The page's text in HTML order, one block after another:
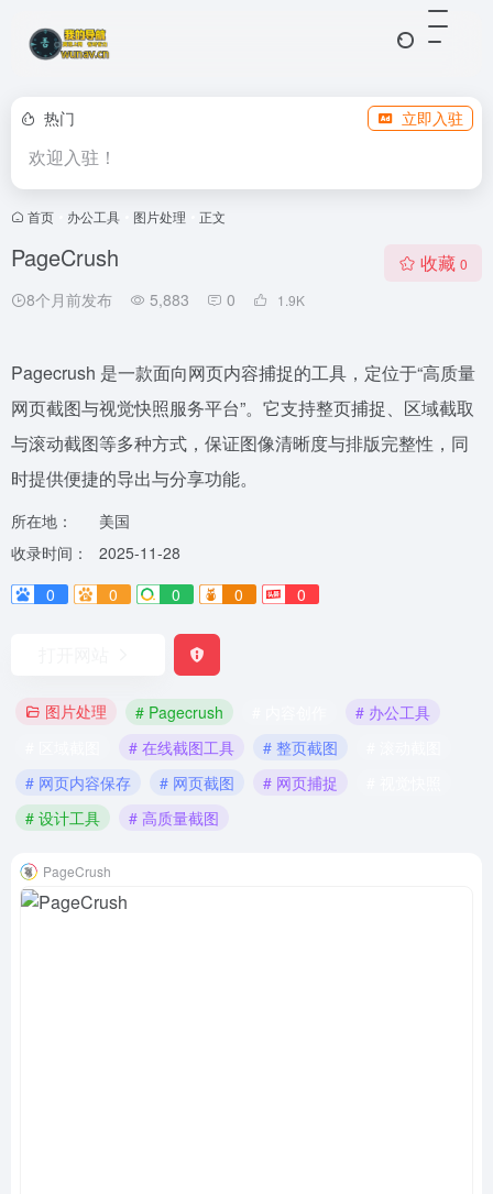
热门 立即入驻
欢迎入驻！
首页 办公工具 图片处理 正文
PageCrush
8个月前发布 5,883 0 1.9K
收藏 0
Pagecrush 是一款面向网页内容捕捉的工具，定位于“高质量
网页截图与视觉快照服务平台”。它支持整页捕捉、区域截取
与滚动截图等多种方式，保证图像清晰度与排版完整性，同
时提供便捷的导出与分享功能。
所在地：
美国
收录时间：
2025-11-28
0
0 0 0 0
图片处理 # Pagecrush
# 办公工具
# 在线截图工具 # 整页截图
# 网页内容保存
# 网页截图 # 网页捕捉
# 设计工具
# 高质量截图
PageCrush